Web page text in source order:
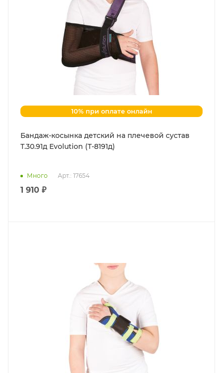
10% при оплате онлайн
Бандаж-косынка детский на плечевой сустав
Т.30.91д Evolution (Т-8191д)
Много Арт.: 17654
1 910 ₽